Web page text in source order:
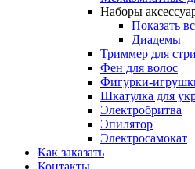
Наборы
Показать
Диадемы
Триммер для
Фен для волос
Фигурки-
Шкатулка для
Электробритва
Эпилятор
Электросамокат
Как заказать